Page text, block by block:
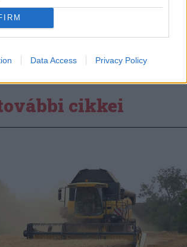
Data Access Privacy Policy
cikkei